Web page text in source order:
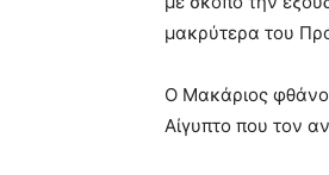
μακρύτερα του
Ο Μακάριος
Αίγυπτο που τον